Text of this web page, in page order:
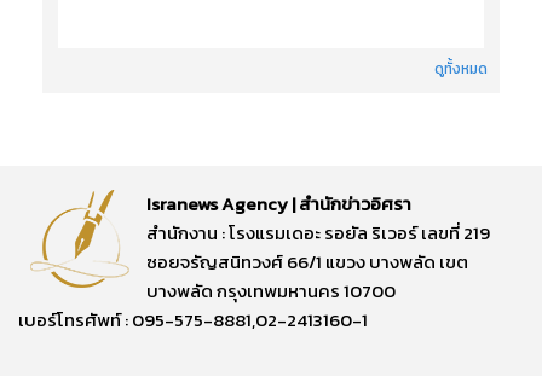
ดูทั้งหมด
Isranews Agency | สำนักข่าวอิศรา
สำนักงาน : โรงแรมเดอะ รอยัล ริเวอร์ เลขที่ 219
ซอยจรัญสนิทวงศ์ 66/1 แขวง บางพลัด เขต
บางพลัด กรุงเทพมหานคร 10700
เบอร์โทรศัพท์ : 095-575-8881,02-2413160-1